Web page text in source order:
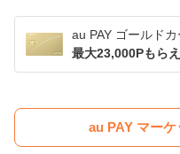
au PAY ゴールド
最大23,000Pもら
au PAY マー